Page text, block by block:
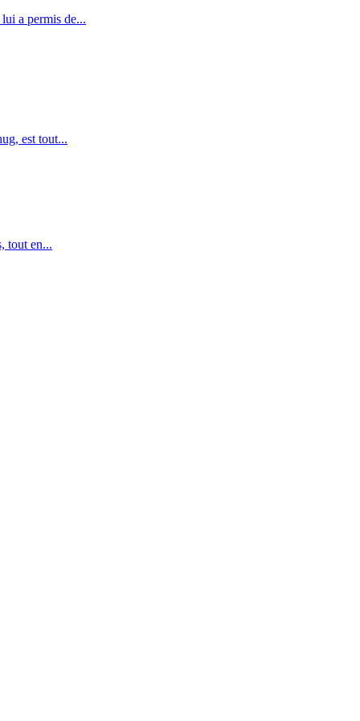
a permis de...
est tout...
tout en...